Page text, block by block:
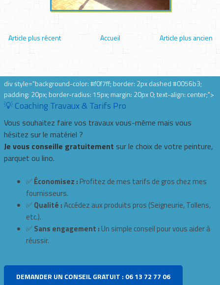
Article plus récent Article plus ancien
Accueil
div style="background-color: #f0f7ff; border: 2px dashed #0056b3;
padding: 20px; border-radius: 15px; margin: 20px 0; text-align: center;">
💡 Coaching Travaux & Tarifs Pro
Vous souhaitez faire vos travaux vous-même mais vous
hésitez sur le matériel ?
Je vous conseille gratuitement sur le choix de votre peinture,
parquet ou lino.
✅ Économisez : Profitez de mes tarifs de gros chez mes
fournisseurs.
✅ Qualité :Accédez aux produits pros (Seigneurie, Tollens,
etc.).
✅ Sans engagement : Un simple conseil pour vous aider à
réussir.
DEMANDER UN CONSEIL GRATUIT : 06 13 72 77 06